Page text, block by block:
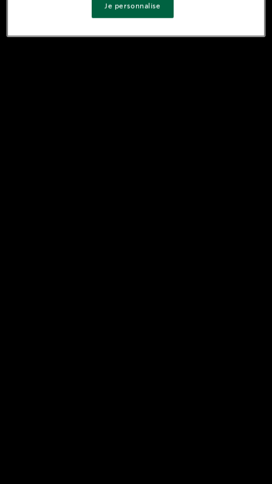
Je personnalise